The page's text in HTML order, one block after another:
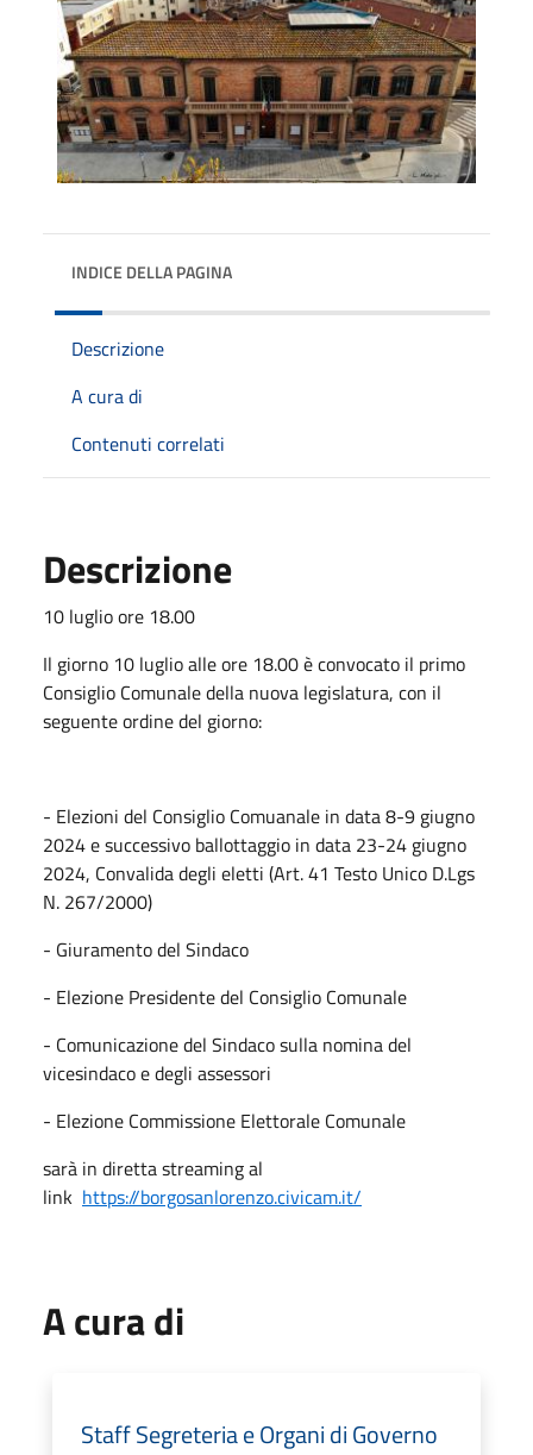
INDICE DELLA PAGINA
Descrizione
A cura di
Contenuti correlati
Descrizione
10 luglio ore 18.00
Il giorno 10 luglio alle ore 18.00 è convocato il primo
Consiglio Comunale della nuova legislatura, con il
seguente ordine del giorno:
- Elezioni del Consiglio Comuanale in data 8-9 giugno
2024 e successivo ballottaggio in data 23-24 giugno
2024, Convalida degli eletti (Art. 41 Testo Unico D.Lgs
N. 267/2000)
- Giuramento del Sindaco
- Elezione Presidente del Consiglio Comunale
- Comunicazione del Sindaco sulla nomina del
vicesindaco e degli assessori
- Elezione Commissione Elettorale Comunale
sarà in diretta streaming al
link https://borgosanlorenzo.civicam.it/
A cura di
Staff Segreteria e Organi di Governo